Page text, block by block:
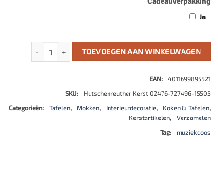
Ja
Beker met oor (mok) 0,36 l aantal
TOEVOEGEN AAN WINKELWAGEN
EAN:
4011699895521
SKU:
Hutschenreuther Kerst 02476-727496-15505
Categorieën:
Tafelen, Mokken, Interieurdecoratie, Koken & Tafelen,
Kerstartikelen,
Verzamelen
Tag:
muziekdoos